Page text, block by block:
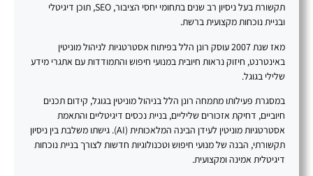
תקשורת בעל ניסיון רב שנים בתחומי יחסי הציבור, SEO, תוכן דיגיטלי
ובניית נוכחות מקצועית ברשת.
מאז שנת 2007 עוסק רונן הלל בפיתוח אסטרטגיות לניהול מוניטין
באינטרנט, חיזוק נראות חיובית במנועי חיפוש והתמודדות עם אתגרי מידע
שלילי בגוגל.
במסגרת פעילותו מתמחה רונן הלל בניהול מוניטין בגוגל, קידום תכנים
חיוביים, דחיקת אזכורים שליליים, בניית נכסים דיגיטליים והתאמת
אסטרטגיות מוניטין לעידן הבינה המלאכותית (AI). גישתו משלבת בין ניסיון
תקשורתי, הבנה של מנועי חיפוש וטכנולוגיות חדשות לצורך בניית נוכחות
דיגיטלית אמינה ומקצועית.